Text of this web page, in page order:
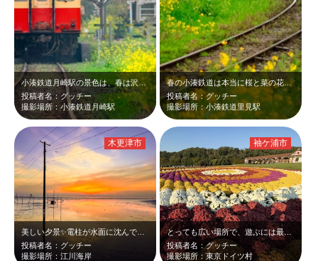
小湊鉄道月崎駅の景色は、春は沢山の花が咲き誇り美しいです。 新緑のトンネルも…
投稿者名：グッチー
撮影場所：小湊鉄道月崎駅
春の小湊鉄道は本当に桜と菜の花が咲き誇り美しい景色が見れます。
投稿者名：グッチー
撮影場所：小湊鉄道里見駅
美しい夕景✨電柱が水面に沈んでいて、また不思議な場所です😆
投稿者名：グッチー
撮影場所：江川海岸
木更津市
とっても広い場所で、遊ぶには最高です😆
投稿者名：グッチー
撮影場所：東京ドイツ村
袖ケ浦市